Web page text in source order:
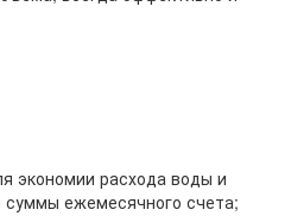
экономии расхода воды и
суммы ежемесячного счета;